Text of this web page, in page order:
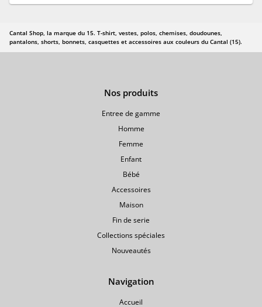
Cantal Shop, la marque du 15. T-shirt, vestes, polos, chemises, doudounes,
pantalons, shorts, bonnets, casquettes et accessoires aux couleurs du Cantal (15).
Nos produits
Entree de gamme
Homme
Femme
Enfant
Bébé
Accessoires
Maison
Fin de serie
Collections spéciales
Nouveautés
Navigation
Accueil